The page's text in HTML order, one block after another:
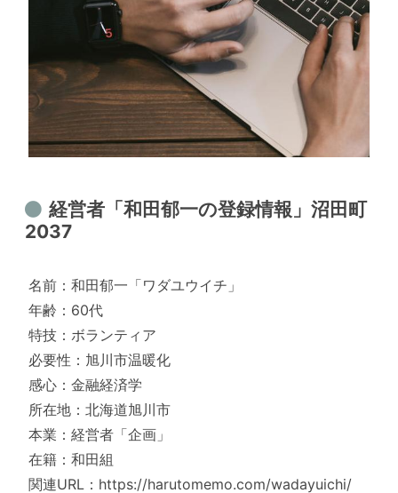
経営者「和田郁一の登録情報」沼田町
2037
名前：和田郁一「ワダユウイチ」
年齢：60代
特技：ボランティア
必要性：旭川市温暖化
感心：金融経済学
所在地：北海道旭川市
本業：経営者「企画」
在籍：和田組
関連URL：https://harutomemo.com/wadayuichi/